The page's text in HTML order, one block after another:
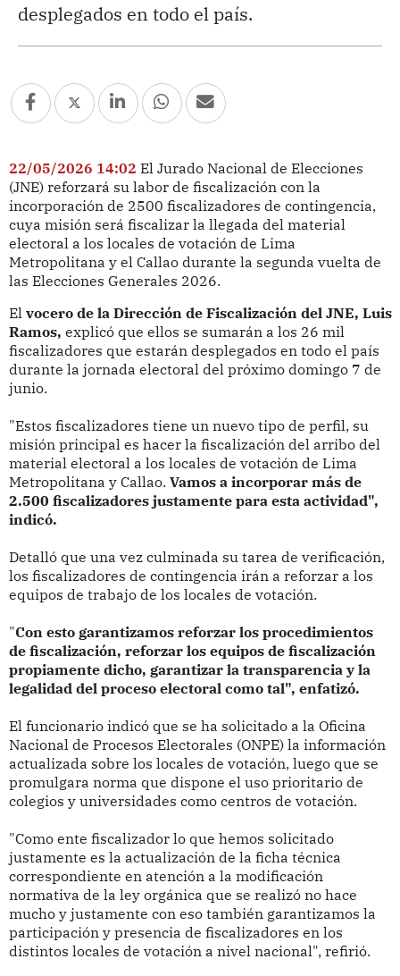
desplegados en todo el país.
22/05/2026 14:02 El Jurado Nacional de Elecciones
(JNE) reforzará su labor de fiscalización con la
incorporación de 2500 fiscalizadores de contingencia,
cuya misión será fiscalizar la llegada del material
electoral a los locales de votación de Lima
Metropolitana y el Callao durante la segunda vuelta de
las Elecciones Generales 2026.
Elvocero de la Dirección de Fiscalización del JNE, Luis
Ramos, explicó que ellos se sumarán a los 26 mil
fiscalizadores que estarán desplegados en todo el país
durante la jornada electoral del próximo domingo 7 de
junio.
"Estos fiscalizadores tiene un nuevo tipo de perfil, su
misión principal es hacer la fiscalización del arribo del
material electoral a los locales de votación de Lima
Metropolitana y Callao. Vamos a incorporar más de
2.500 fiscalizadores justamente para esta actividad",
indicó.
Detalló que una vez culminada su tarea de verificación,
los fiscalizadores de contingencia irán a reforzar a los
equipos de trabajo de los locales de votación.
"Con esto garantizamos reforzar los procedimientos
de fiscalización, reforzar los equipos de fiscalización
propiamente dicho, garantizar la transparencia y la
legalidad del proceso electoral como tal", enfatizó.
El funcionario indicó que se ha solicitado a la Oficina
Nacional de Procesos Electorales (ONPE) la información
actualizada sobre los locales de votación, luego que se
promulgara norma que dispone el uso prioritario de
colegios y universidades como centros de votación.
"Como ente fiscalizador lo que hemos solicitado
justamente es la actualización de la ficha técnica
correspondiente en atención a la modificación
normativa de la ley orgánica que se realizó no hace
mucho y justamente con eso también garantizamos la
participación y presencia de fiscalizadores en los
distintos locales de votación a nivel nacional", refirió.